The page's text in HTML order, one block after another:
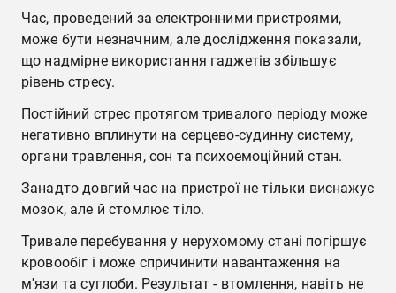
Час, проведений за електронними пристроями,
може бути незначним, але дослідження показали,
що надмірне використання гаджетів збільшує
рівень стресу.
Постійний стрес протягом тривалого періоду може
негативно вплинути на серцево-судинну систему,
органи травлення, сон та психоемоційний стан.
Занадто довгий час на пристрої не тільки виснажує
мозок, але й стомлює тіло.
Тривале перебування у нерухомому стані погіршує
кровообіг і може спричинити навантаження на
м'язи та суглоби. Результат - втомлення, навіть не